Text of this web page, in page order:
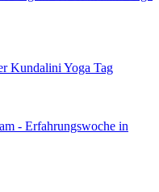
Kundalini Yoga Tag
- Erfahrungswoche in